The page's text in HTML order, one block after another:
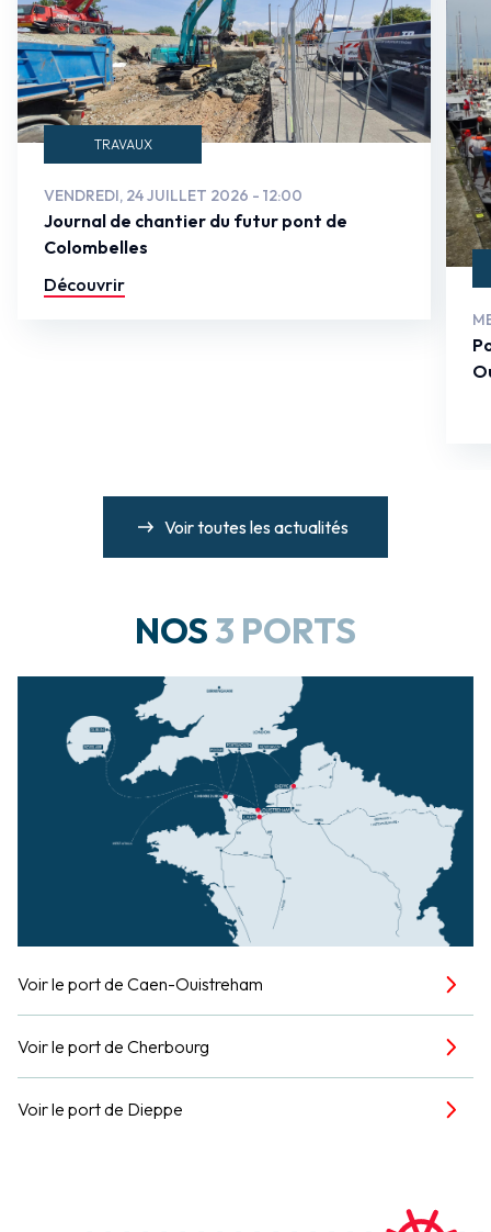
TRAVAUX
VENDREDI, 24 JUILLET 2026 - 12:00
Journal de chantier du futur pont de
Colombelles
Découvrir
Voir toutes les actualités
NOS 3 PORTS
Voir le port de Caen-Ouistreham
Voir le port de Cherbourg
Voir le port de Dieppe